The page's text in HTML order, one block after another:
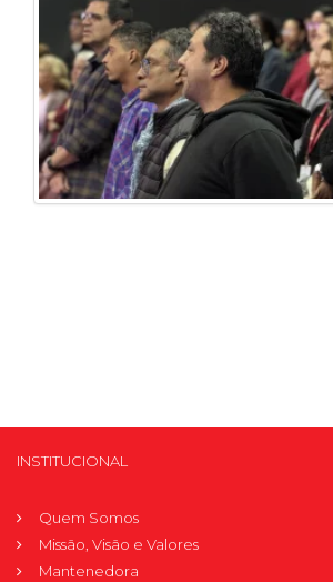
INSTITUCIONAL
Quem Somos
Missão, Visão e Valores
Mantenedora